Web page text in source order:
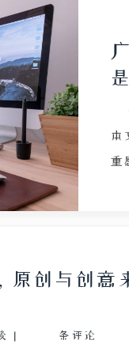
到被戏弄与失望，
如此在意规则与认
约”活动也曾因不
格不适合这类需要
认为加入活动后内
客自由记录、自得
所有为参加活动
录或认可，回归到
。文章通过个人经
本
重
且
原创与创意
| 条评论